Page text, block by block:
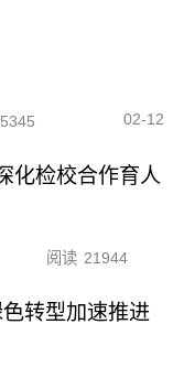
02-12
化检校合作育人
阅读 21944
转型加速推进